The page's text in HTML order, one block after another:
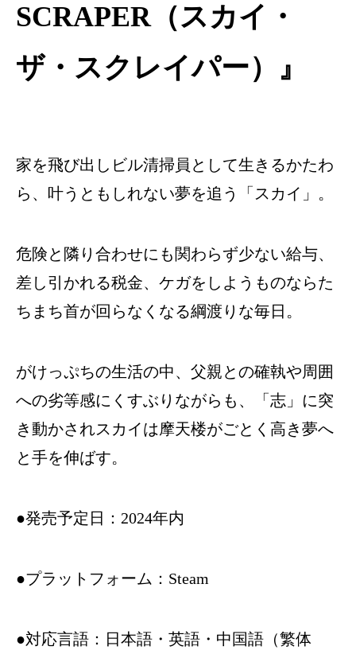
SCRAPER（スカイ・
ザ・スクレイパー）』
家を飛び出しビル清掃員として生きるかたわ
ら、叶うともしれない夢を追う「スカイ」。
危険と隣り合わせにも関わらず少ない給与、
差し引かれる税金、ケガをしようものならた
ちまち首が回らなくなる綱渡りな毎日。
がけっぷちの生活の中、父親との確執や周囲
への劣等感にくすぶりながらも、「志」に突
き動かされスカイは摩天楼がごとく高き夢へ
と手を伸ばす。
●発売予定日：2024年内
●プラットフォーム：Steam
●対応言語：日本語・英語・中国語（繁体